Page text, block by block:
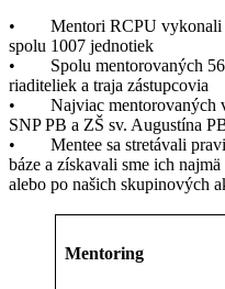
• Mentori RCPU vykonali
spolu 1007 jednotiek
• Spolu mentorovaných 56
riaditeliek a traja zástupcovia
• Najviac mentorovaných v
SNP PB a ZŠ sv. Augustína
• Mentee sa stretávali
báze a získavali sme ich
alebo po našich skupinových
Mentoring